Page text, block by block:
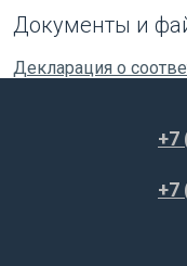
Документы и
Декларация о
+7
+7